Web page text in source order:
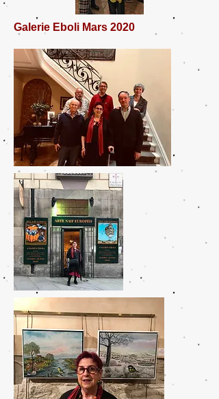
Galerie Eboli Mars 2020